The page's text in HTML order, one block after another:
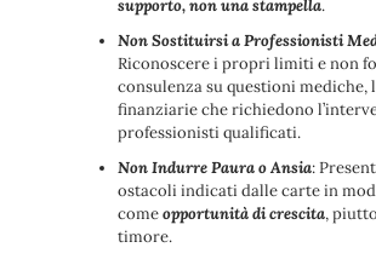
supporto, non una stampella.
Non Sostituirsi a Professionisti
Riconoscere i propri limiti e non
consulenza su questioni mediche,
finanziarie che richiedono
professionisti qualificati.
Non Indurre Paura o Ansia:
ostacoli indicati dalle carte in
comeopportunità di crescita,
timore.